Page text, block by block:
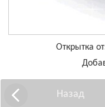
Открытка
Назад